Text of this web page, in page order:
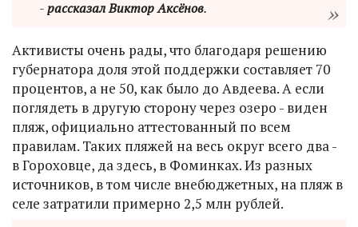
-рассказал Виктор Аксёнов.
Активисты очень рады, что благодаря решению
губернатора доля этой поддержки составляет 70
процентов, а не 50, как было до Авдеева. А если
поглядеть в другую сторону через озеро - виден
пляж, официально аттестованный по всем
правилам. Таких пляжей на весь округ всего два -
в Гороховце, да здесь, в Фоминках. Из разных
источников, в том числе внебюджетных, на пляж в
селе затратили примерно 2,5 млн рублей.